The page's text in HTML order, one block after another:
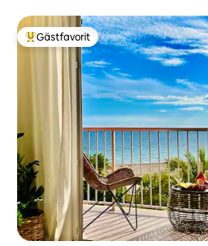
Populär gästfavorit
Gästfavorit